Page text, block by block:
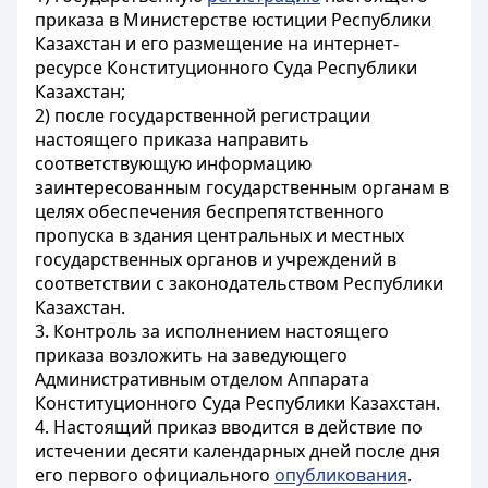
приказа в Министерстве юстиции Республики
Казахстан и его размещение на интернет-
ресурсе Конституционного Суда Республики
Казахстан;
2) после государственной регистрации
настоящего приказа направить
соответствующую информацию
заинтересованным государственным органам в
целях обеспечения беспрепятственного
пропуска в здания центральных и местных
государственных органов и учреждений в
соответствии с законодательством Республики
Казахстан.
3. Контроль за исполнением настоящего
приказа возложить на заведующего
Административным отделом Аппарата
Конституционного Суда Республики Казахстан.
4. Настоящий приказ вводится в действие по
истечении десяти календарных дней после дня
его первого официального опубликования.